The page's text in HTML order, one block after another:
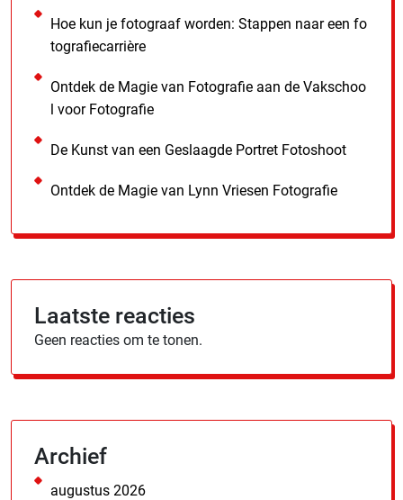
Hoe kun je fotograaf worden: Stappen naar een fo
tografiecarrière
Ontdek de Magie van Fotografie aan de Vakschoo
l voor Fotografie
De Kunst van een Geslaagde Portret Fotoshoot
Ontdek de Magie van Lynn Vriesen Fotografie
Laatste reacties
Geen reacties om te tonen.
Archief
augustus 2026